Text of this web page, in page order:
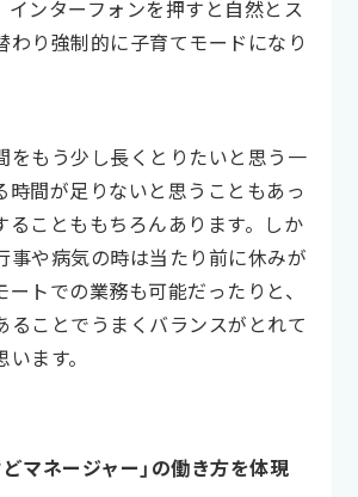
インターフォンを押すと自然とス
わり強制的に子育てモードになり
をもう少し長くとりたいと思う一
時間が足りないと思うこともあっ
ることももちろんあります。しか
事や病気の時は当たり前に休みが
ートでの業務も可能だったりと、
ることでうまくバランスがとれて
ます。
どマネージャー」の働き方を体現